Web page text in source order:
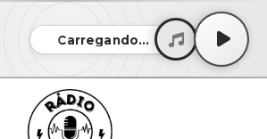
Carregando...